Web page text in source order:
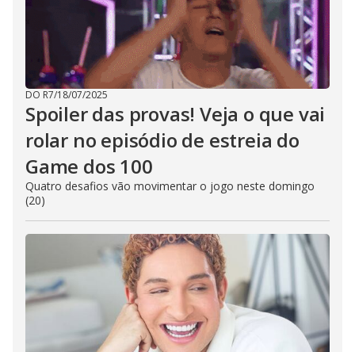
DO R7/18/07/2025
Spoiler das provas! Veja o que vai
rolar no episódio de estreia do
Game dos 100
Quatro desafios vão movimentar o jogo neste domingo
(20)